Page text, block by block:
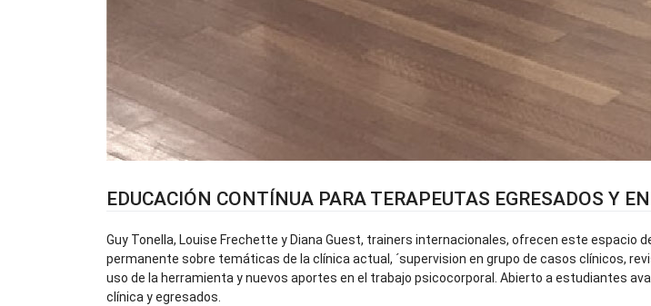
EDUCACIÓN CONTÍNUA PARA TERAPEUTAS EGRESADOS Y
Guy Tonella, Louise Frechette y Diana Guest, trainers internacionales, ofrecen este espacio
permanente sobre temáticas de la clínica actual, ´supervision en grupo de casos clínicos,
uso de la herramienta y nuevos aportes en el trabajo psicocorporal. Abierto a estudiantes
clínica y egresados.